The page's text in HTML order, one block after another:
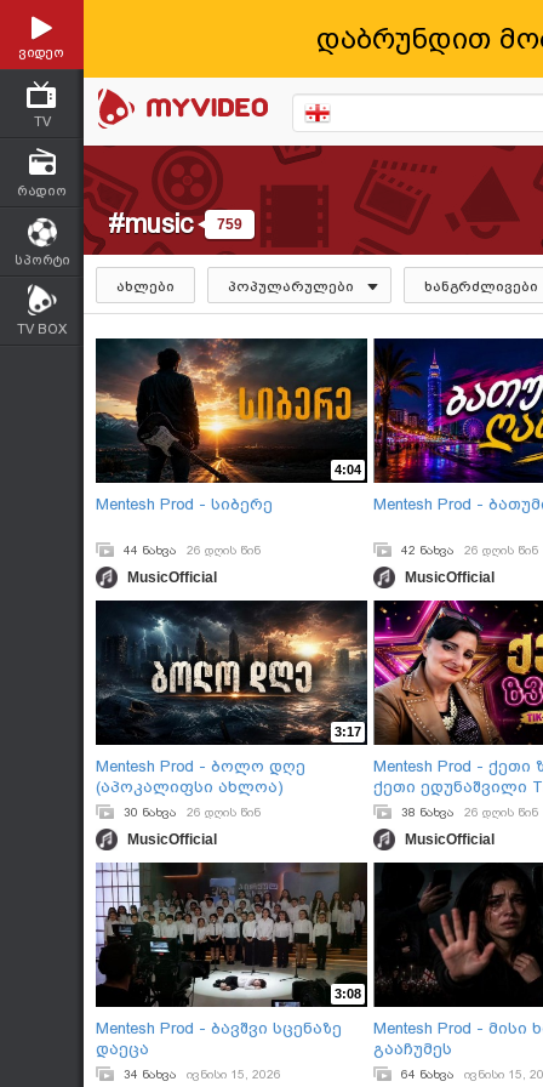
დაბრუნდით
ვიდეო
TV
რადიო
სპორტი
TV BOX
#music 759
ახლები პოპულარულები ხანგრძლივები
4:04
Mentesh Prod - სიბერე
44 ნახვა 26 დღის წინ
MusicOfficial
Mentesh Prod -
42 ნახვა 26 დღის წინ
MusicOfficial
3:17
Mentesh Prod - ბოლო დღე
(აპოკალიფსი ახლოა)
30 ნახვა 26 დღის წინ
MusicOfficial
Mentesh Prod - ქეთი
ქეთი ედუნაშვილი
38 ნახვა 26 დღის წინ
MusicOfficial
3:08
Mentesh Prod - ბავშვი სცენაზე
დაეცა
34 ნახვა ივნისი 15, 2026
Mentesh Prod - მისი
გააჩუმეს
64 ნახვა ივნისი 15,